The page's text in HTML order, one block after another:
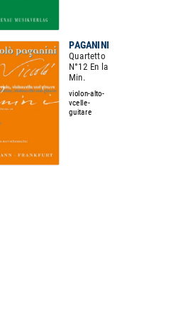
PAGANINI
Quartetto
N°12 En la
Min.
violon-alto-
vcelle-
guitare